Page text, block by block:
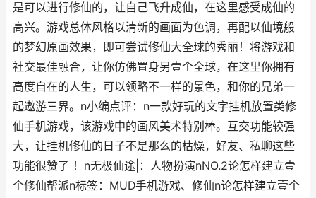
是可以进行修仙的，让自己飞升成仙，在这里感受成仙的
高兴。游戏总体风格以清新的画面为色调，再配以仙境般
的梦幻原画效果，即可尝试修仙大全球的秀丽！将游戏和
社交最佳融合，让你仿佛置身另壹个全球，在这里你拥有
高度自在的人生，可以领略不一样的景色，和你的兄弟一
起遨游三界。n小编点评：n一款好玩的文字挂机放置类修
仙手机游戏，该游戏中的画风美术特别棒。互交功能较强
大，让挂机修仙的日子不是那么的枯燥，好友、私聊这些
功能很赞了 ！n无极仙途|：人物扮演nNO.2论怎样建立壹
个修仙帮派n标签：MUD手机游戏、修仙n论怎样建立壹个